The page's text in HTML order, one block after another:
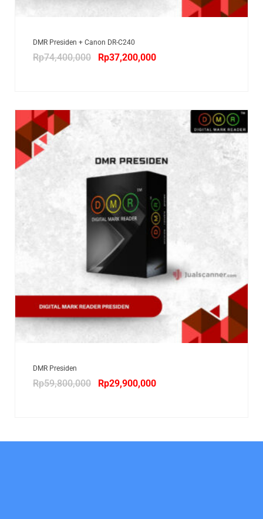
DMR Presiden + Canon DR-C240
Rp74,400,000 Rp37,200,000
DMR Presiden
Rp59,800,000 Rp29,900,000